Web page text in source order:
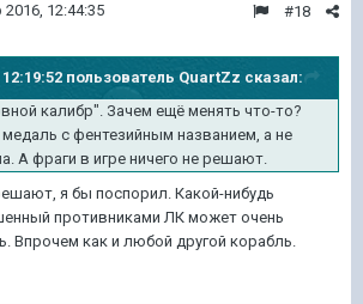
#18
2016, 12:44:35
12:19:52 пользователь QuartZz сказал:
калибр". Зачем ещё менять что-то?
с фентезийным названием, а не
А фраги в игре ничего не решают.
я бы поспорил. Какой-нибудь
противниками ЛК может очень
Впрочем как и любой другой корабль.